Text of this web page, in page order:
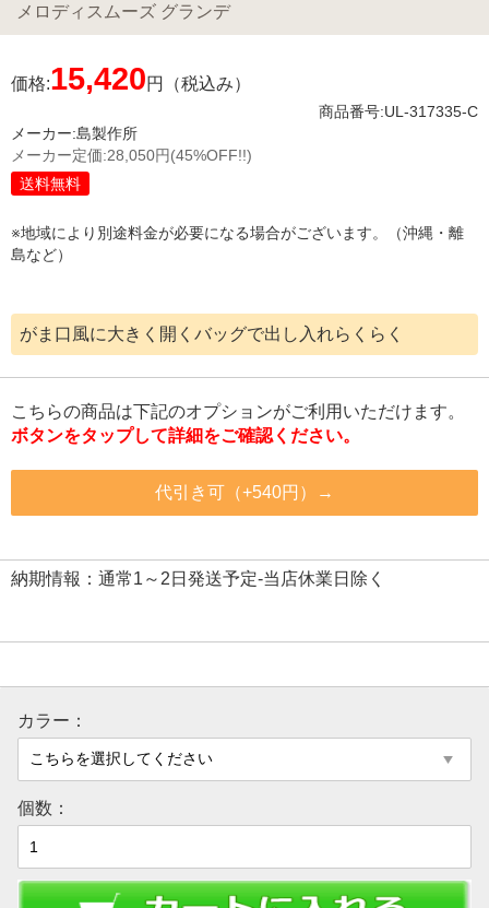
メロディスムーズ グランデ
価格:15,420円（税込み）
商品番号:UL-317335-C
メーカー:島製作所
メーカー定価:28,050円(45%OFF!!)
送料無料
※地域により別途料金が必要になる場合がございます。（沖縄・離
島など）
がま口風に大きく開くバッグで出し入れらくらく
こちらの商品は下記のオプションがご利用いただけます。
ボタンをタップして詳細をご確認ください。
代引き可（+540円）→
納期情報：通常1～2日発送予定-当店休業日除く
カラー：
個数：